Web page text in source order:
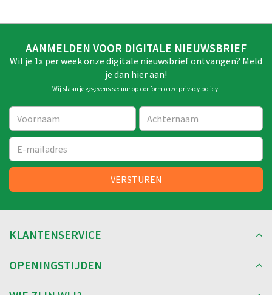
AANMELDEN VOOR DIGITALE NIEUWSBRIEF
Wil je 1x per week onze digitale nieuwsbrief ontvangen? Meld
je dan hier aan!
Wij slaan je gegevens secuur op conform onze privacy policy.
KLANTENSERVICE
OPENINGSTIJDEN